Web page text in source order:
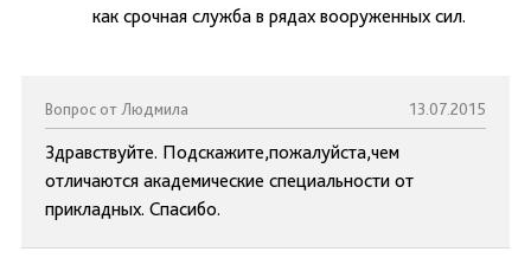
как срочная служба в рядах вооруженных сил.
Вопрос от Людмила 13.07.2015
Здравствуйте. Подскажите,пожалуйста,чем
отличаются академические специальности от
прикладных. Спасибо.